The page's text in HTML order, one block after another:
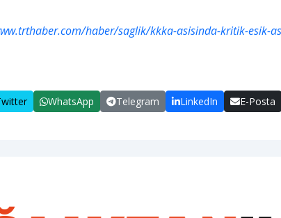
haber/saglik/kkka-asisinda-kritik-esik-
WhatsApp Telegram LinkedIn E-Posta